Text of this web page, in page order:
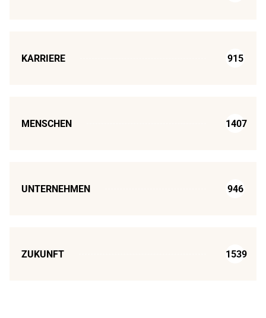
KARRIERE 915
MENSCHEN 1407
UNTERNEHMEN 946
ZUKUNFT 1539